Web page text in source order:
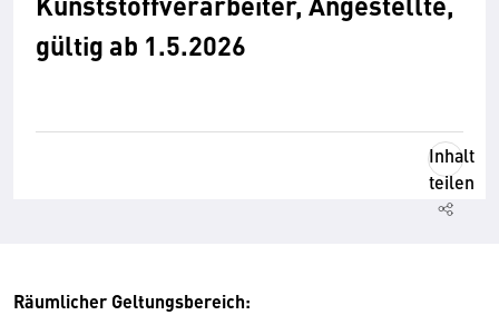
gültig ab 1.5.2026
Inhalt
teilen
Räumlicher Geltungsbereich: